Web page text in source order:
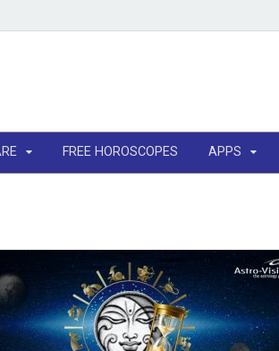
FREE HOROSCOPES APPS